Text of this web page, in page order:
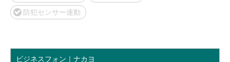
防犯センサー連動
ビジネスフォン｜ナカヨ